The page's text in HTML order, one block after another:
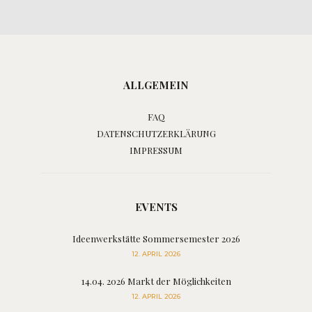
ALLGEMEIN
FAQ
DATENSCHUTZERKLÄRUNG
IMPRESSUM
EVENTS
Ideenwerkstätte Sommersemester 2026
12. APRIL 2026
14.04. 2026 Markt der Möglichkeiten
12. APRIL 2026